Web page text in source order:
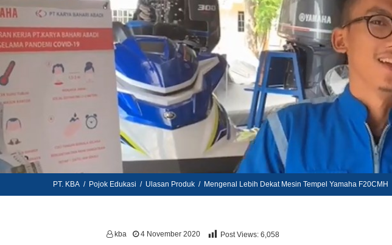
PT. KBA / Pojok Edukasi / Ulasan Produk / Mengenal Lebih Dekat Mesin Tempel Yamaha F20CMH
kba 4 November 2020 Post Views: 6,058